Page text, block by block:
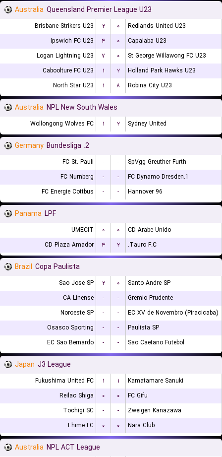
Australia Queensland Premier League U23
Brisbane Strikers U23 ۲ ۰
Redlands United U23
Ipswich FC U23
۴ ۰
Capalaba U23
Logan Lightning U23
۷ ۰
St George Willawong FC U23
Caboolture FC U23
۱ ۲
Holland Park Hawks U23
North Star U23
۱ ۸ Robina City U23
Australia NPL New South Wales
Wollongong Wolves FC ۱ ۲ Sydney United
Germany 2. Bundesliga
FC St. Pauli - -
SpVgg Greuther Furth
FC Nurnberg
- -
1.FC Dynamo Dresden
FC Energie Cottbus
- - Hannover 96
Panama LPF
UMECIT ۰ ۰
CD Arabe Unido
CD Plaza Amador
۳ ۲ Tauro F.C.
Brazil Copa Paulista
Sao Jose SP ۲ ۰
Santo Andre SP
CA Linense
- -
Gremio Prudente
Noroeste SP
- -
EC XV de Novembro (Piracicaba)
Osasco Sporting
- -
Paulista SP
EC Sao Bernardo
- - Sao Caetano Futebol
Japan J3 League
Fukushima United FC ۱ ۱
Kamatamare Sanuki
Reilac Shiga
۰ ۰
FC Gifu
Tochigi SC
- -
Zweigen Kanazawa
Ehime FC
۰ ۰ Nara Club
Australia NPL ACT League